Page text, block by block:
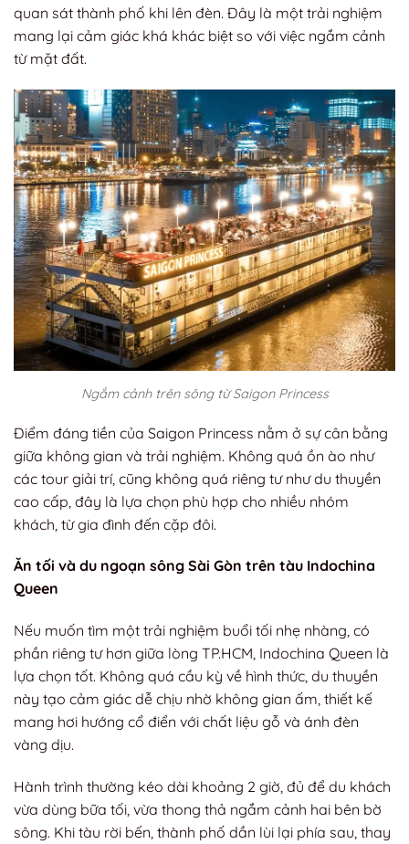
quan sát thành phố khi lên đèn. Đây là một trải nghiệm
mang lại cảm giác khá khác biệt so với việc ngắm cảnh
từ mặt đất.
Ngắm cảnh trên sông từ Saigon Princess
Điểm đáng tiền của Saigon Princess nằm ở sự cân bằng
giữa không gian và trải nghiệm. Không quá ồn ào như
các tour giải trí, cũng không quá riêng tư như du thuyền
cao cấp, đây là lựa chọn phù hợp cho nhiều nhóm
khách, từ gia đình đến cặp đôi.
Ăn tối và du ngoạn sông Sài Gòn trên tàu Indochina
Queen
Nếu muốn tìm một trải nghiệm buổi tối nhẹ nhàng, có
phần riêng tư hơn giữa lòng TP.HCM, Indochina Queen là
lựa chọn tốt. Không quá cầu kỳ về hình thức, du thuyền
này tạo cảm giác dễ chịu nhờ không gian ấm, thiết kế
mang hơi hướng cổ điển với chất liệu gỗ và ánh đèn
vàng dịu.
Hành trình thường kéo dài khoảng 2 giờ, đủ để du khách
vừa dùng bữa tối, vừa thong thả ngắm cảnh hai bên bờ
sông. Khi tàu rời bến, thành phố dần lùi lại phía sau, thay